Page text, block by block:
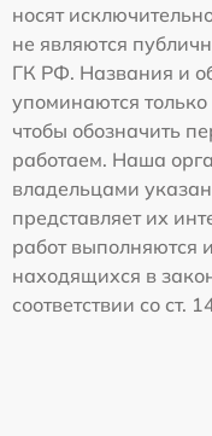
носят
не являются
ГК РФ. Названия и
упоминаются
чтобы обозначить
работаем. Наша
владельцами
представляет их
работ выполняются
находящихся в
соответствии со ст.